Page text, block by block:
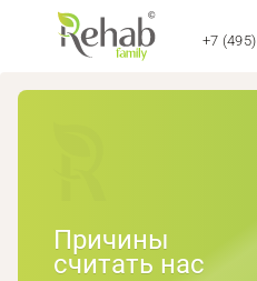
+7 (495)
Причины
считать нас